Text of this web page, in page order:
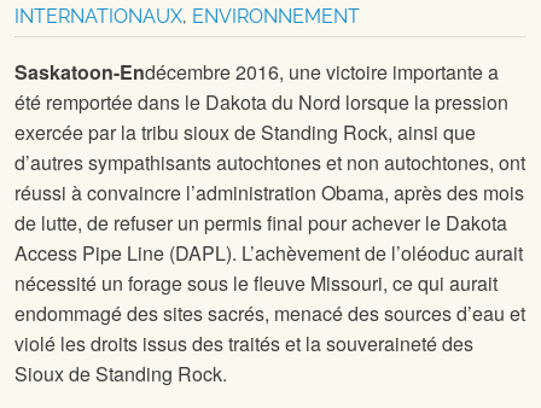
INTERNATIONAUX, ENVIRONNEMENT
Saskatoon-Endécembre 2016, une victoire importante a
été remportée dans le Dakota du Nord lorsque la pression
exercée par la tribu sioux de Standing Rock, ainsi que
d’autres sympathisants autochtones et non autochtones, ont
réussi à convaincre l’administration Obama, après des mois
de lutte, de refuser un permis final pour achever le Dakota
Access Pipe Line (DAPL). L’achèvement de l’oléoduc aurait
nécessité un forage sous le fleuve Missouri, ce qui aurait
endommagé des sites sacrés, menacé des sources d’eau et
violé les droits issus des traités et la souveraineté des
Sioux de Standing Rock.